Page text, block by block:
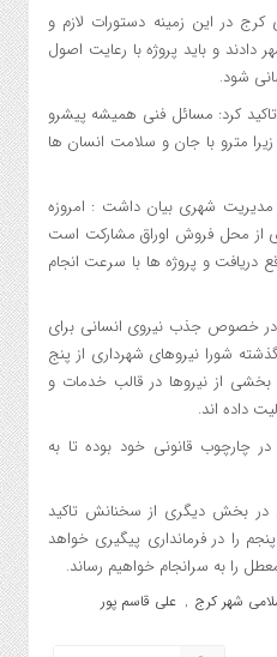
در این زمینه دستورات لازم و
دادند و باید پروژه با رعایت اصول
شود.
کرد: مسائل فنی همیشه پیشرو
مترو با جان و سلامت انسان ها
شهری بیان داشت : امروزه
از محل فروش اوراق مشارکت است
دریافت و پروژه ها با سرعت انجام
خصوص جذب نیروی انسانی برای
شورا نیروهای شهرداری از پنج
رسیده که بخشی از نیروها در قالب خدمات و
داده اند.
چارچوب قانونی خود بوده تا به
بخش دیگری از سخنانش تاکید
را در فرمانداری پیگیری خواهد
را به سرانجام خواهیم رساند.
شهر کرج , علی قاسم پور